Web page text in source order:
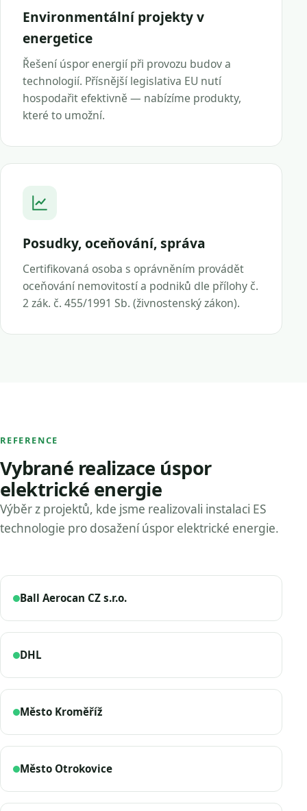
Environmentální projekty v
energetice
Řešení úspor energií při provozu budov a
technologií. Přísnější legislativa EU nutí
hospodařit efektivně — nabízíme produkty,
které to umožní.
Posudky, oceňování, správa
Certifikovaná osoba s oprávněním provádět
oceňování nemovitostí a podniků dle přílohy č.
2 zák. č. 455/1991 Sb. (živnostenský zákon).
REFERENCE
Vybrané realizace úspor
elektrické energie
Výběr z projektů, kde jsme realizovali instalaci ES
technologie pro dosažení úspor elektrické energie.
Ball Aerocan CZ s.r.o.
DHL
Město Kroměříž
Město Otrokovice